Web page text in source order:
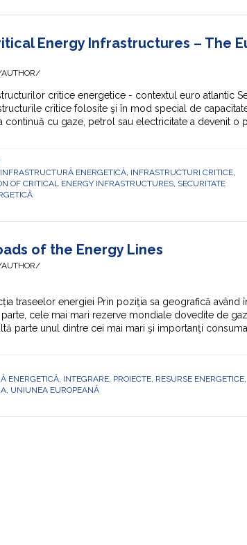
Energy Infrastructures – The
AUTHOR/
critice energetice - contextul euro atlantic
critice folosite şi în mod special de
continuă cu gaze, petrol sau electricitate a devenit o
INFRASTRUCTURĂ ENERGETICĂ, INFRASTRUCTURI CRITICE,
OF CRITICAL ENERGY INFRASTRUCTURES, SECURITATE
of the Energy Lines
AUTHOR/
traseelor energiei Prin poziţia sa geografică având
cele mai mari rezerve mondiale dovedite de
parte unul dintre cei mai mari şi importanţi
ENERGETICĂ, INTEGRARE, PROIECTE, RESURSE ENERGETICE,
, UNIUNEA EUROPEANĂ